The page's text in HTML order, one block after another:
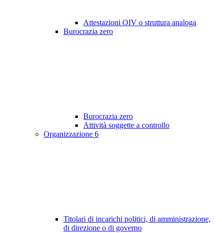
Attestazioni OIV o struttura analoga
Burocrazia zero
Burocrazia zero
Attività soggette a controllo
Organizzazione 6
Titolari di incarichi politici, di amministrazione,
di direzione o di governo